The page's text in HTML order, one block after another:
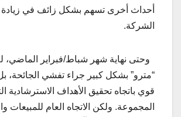
أحداث أخرى تسهم بشكل زائف في زيادة
الشركة.
وحتى نهاية شهر شباط/فبراير الماضي،
“مترو” بشكل كبير جراء تفشي
قوي باتجاه تحقيق الأهداف الاسترشادية
المجموعة. ولكن الاتجاه العام للمبيعات